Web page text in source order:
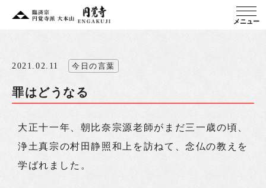
メニュー
2021.02.11 今日の言葉
罪はどうなる
大正十一年、朝比奈宗源老師がまだ三一歳の頃、
浄土真宗の村田静照和上を訪ねて、念仏の教えを
学ばれました。